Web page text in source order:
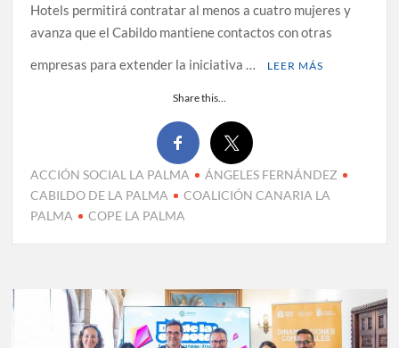
Hotels permitirá contratar al menos a cuatro mujeres y
avanza que el Cabildo mantiene contactos con otras
empresas para extender la iniciativa …
LEER MÁS
Share this...
ACCIÓN SOCIAL LA PALMA
ÁNGELES FERNÁNDEZ
CABILDO DE LA PALMA
COALICIÓN CANARIA LA
PALMA
COPE LA PALMA